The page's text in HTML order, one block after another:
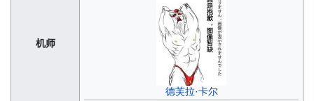
机师
德芙拉·卡尔